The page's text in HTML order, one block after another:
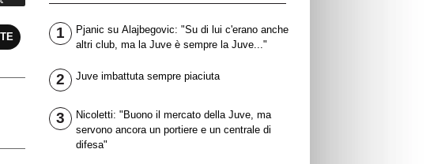
1
Pjanic su Alajbegovic: "Su di lui c'erano anche
altri club, ma la Juve è sempre la Juve..."
2 Juve imbattuta sempre piaciuta
3
Nicoletti: "Buono il mercato della Juve, ma
servono ancora un portiere e un centrale di
difesa"